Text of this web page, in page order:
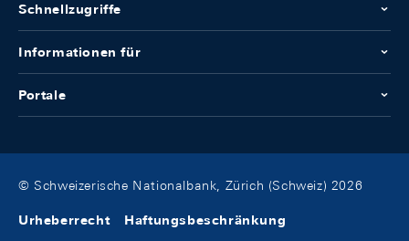
Schnellzugriffe
Informationen für
Portale
© Schweizerische Nationalbank, Zürich (Schweiz) 2026
Urheberrecht Haftungsbeschränkung